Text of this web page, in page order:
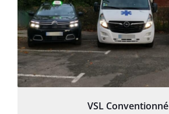
VSL Conventionné